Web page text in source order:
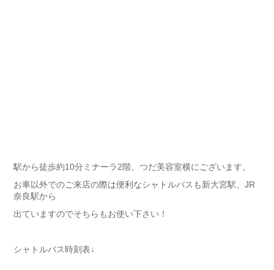
駅から徒歩約10分ミナーラ2階、つだ美容室横にございます。
お車以外でのご来店の際は便利なシャトルバスも新大宮駅、JR
奈良駅から
出ていますのでそちらもお使い下さい！
シャトルバス時刻表↓